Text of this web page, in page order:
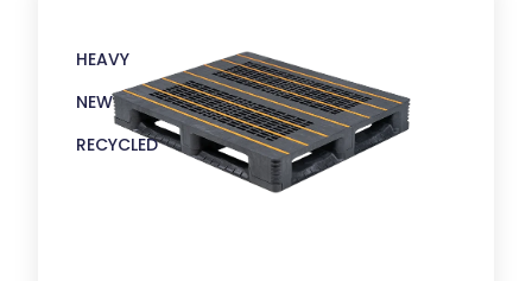
HEAVY
NEW
RECYCLED